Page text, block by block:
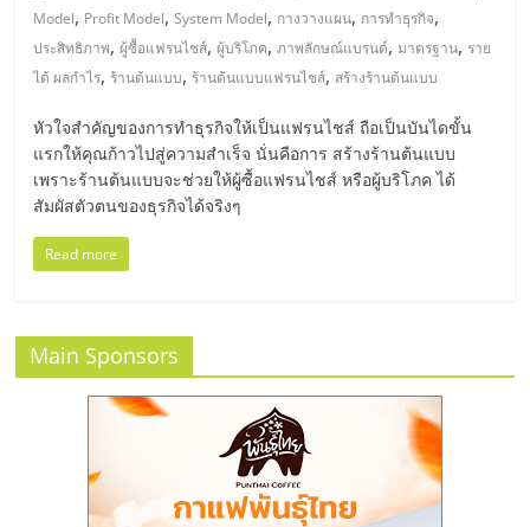
ไชส์,
รวม
แฟ
รน
ขาย
Model, Profit Model,System Model, กางวางแผน, การทำธุรกิจ,
ประสิทธิภาพ,ผู้ซื้อแฟรนไชส์,ผู้บริโภค,ภาพลักษณ์แบรนด์,มาตรฐาน, ราย
ได้ ผลกำไร, ร้านต้นแบบ, ร้านต้นแบบแฟรนไชส์, สร้างร้านต้นแบบ
หัวใจสำคัญของการทำธุรกิจให้เป็นแฟรนไชส์ ถือเป็นบันไดขั้น
แรกให้คุณก้าวไปสู่ความสำเร็จ นั่นคือการ สร้างร้านต้นแบบ
เพราะร้านต้นแบบจะช่วยให้ผู้ซื้อแฟรนไชส์ หรือผู้บริโภค ได้
สัมผัสตัวตนของธุรกิจได้จริงๆ
Read more
Main Sponsors